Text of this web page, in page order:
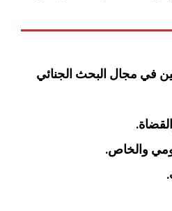
في مجال البحث الجنائي
والخاص.